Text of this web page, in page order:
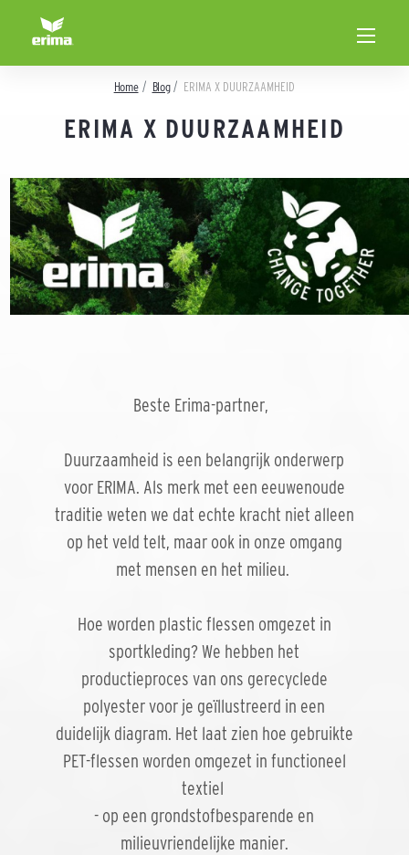
Home Blog ERIMA X DUURZAAMHEID
ERIMA X DUURZAAMHEID
Beste Erima-partner,
Duurzaamheid is een belangrijk onderwerp
voor ERIMA. Als merk met een eeuwenoude
traditie weten we dat echte kracht niet alleen
op het veld telt, maar ook in onze omgang
met mensen en het milieu.
Hoe worden plastic flessen omgezet in
sportkleding? We hebben het
productieproces van ons gerecyclede
polyester voor je geïllustreerd in een
duidelijk diagram. Het laat zien hoe gebruikte
PET-flessen worden omgezet in functioneel
textiel
- op een grondstofbesparende en
milieuvriendelijke manier.